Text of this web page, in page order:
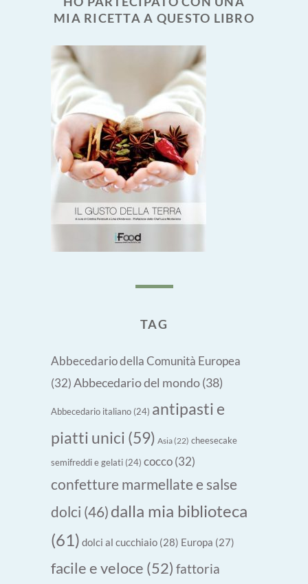
MIA RICETTA A QUESTO LIBRO
TAG
Abbecedario della Comunità Europea
(32) Abbecedario del mondo(38)
Abbecedario italiano (24) antipasti e
piatti unici (59) Asia(22) cheesecake
semifreddi e gelati (24) cocco (32)
confetture marmellate e salse
dolci (46) dalla mia biblioteca
(61) dolci al cucchiaio (28) Europa (27)
facile e veloce (52) fattoria